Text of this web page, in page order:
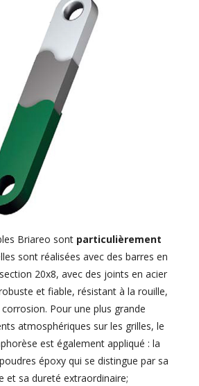
Briareo sont particulièrement
sont réalisées avec des barres en
20x8, avec des joints en acier
et fiable, résistant à la rouille,
Pour une plus grande
atmosphériques sur les grilles, le
est également appliqué : la
époxy qui se distingue par sa
et sa dureté extraordinaire;